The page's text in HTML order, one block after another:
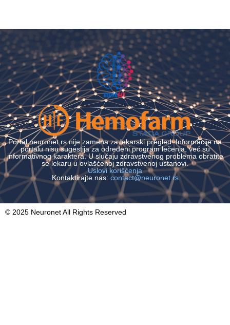
Portal neuronet.rs nije zamena za lekarski pregled. Informacije na
portalu nisu sugestija za određeni program lečenja, već su
informativnog karaktera. U slučaju zdravstvenog problema obratite
se lekaru u ovlašćenoj zdravstvenoj ustanovi.
Uslovi korišćenja
Kontaktirajte nas: contact@neuronet.rs
© 2025 Neuronet All Rights Reserved